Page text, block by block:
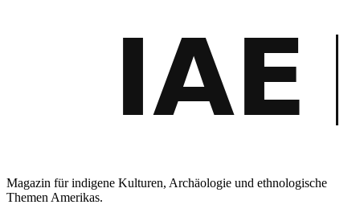
Magazin für indigene Kulturen, Archäologie und ethnologische
Themen Amerikas.